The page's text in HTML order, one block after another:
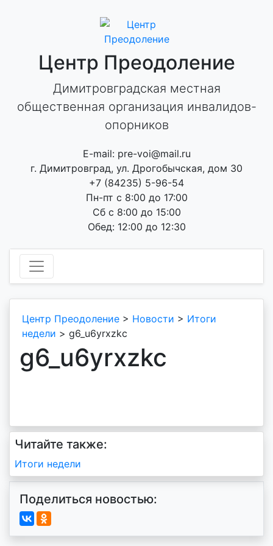
Центр Преодоление
Димитровградская местная
общественная организация инвалидов-
опорников
E-mail: pre-voi@mail.ru
г. Димитровград, ул. Дрогобычская, дом 30
+7 (84235) 5-96-54
Пн-пт с 8:00 до 17:00
Сб с 8:00 до 15:00
Обед: 12:00 до 12:30
Центр Преодоление > Новости > Итоги
недели > g6_u6yrxzkc
g6_u6yrxzkc
Читайте также:
Навигация
по
записям
Итоги недели
Поделиться новостью: